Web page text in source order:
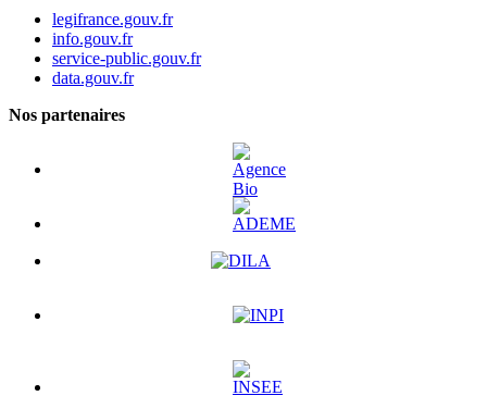
legifrance.gouv.fr
info.gouv.fr
service-public.gouv.fr
data.gouv.fr
Nos partenaires